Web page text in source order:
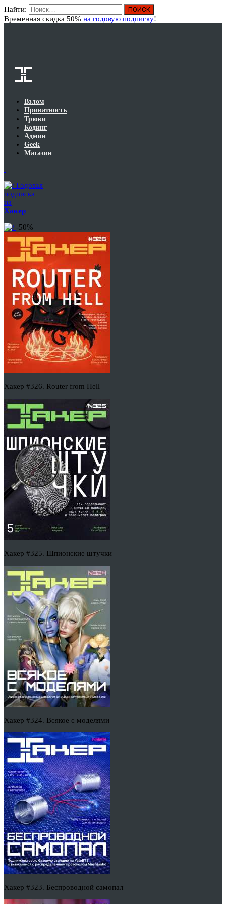
Найти:
Временная скидка 50% на годовую подписку!
Взлом
Приватность
Трюки
Кодинг
Админ
Geek
Магазин
Годовая
подписка
на
Хакер
-50%
Хакер #326. Router from Hell
Хакер #325. Шпионские штучки
Хакер #324. Всякое с моделями
Хакер #323. Беспроводной самопал